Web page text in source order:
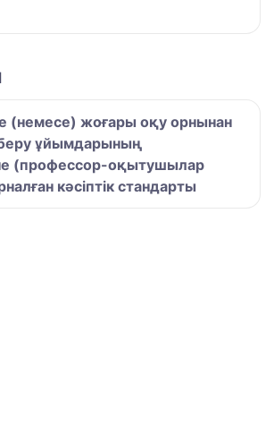
(немесе) жоғары оқу орнынан
беру ұйымдарының
(профессор-оқытушылар
кәсіптік стандарты